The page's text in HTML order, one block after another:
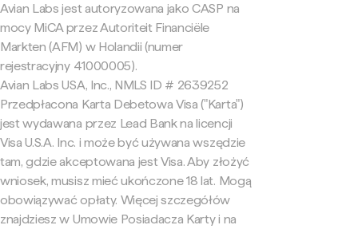
Avian Labs jest autoryzowana jako CASP na
mocy MiCA przez Autoriteit Financiële
Markten (AFM) w Holandii (numer
rejestracyjny 41000005).
Avian Labs USA, Inc., NMLS ID # 2639252
Przedpłacona Karta Debetowa Visa ("Karta")
jest wydawana przez Lead Bank na licencji
Visa U.S.A. Inc. i może być używana wszędzie
tam, gdzie akceptowana jest Visa. Aby złożyć
wniosek, musisz mieć ukończone 18 lat. Mogą
obowiązywać opłaty. Więcej szczegółów
znajdziesz w Umowie Posiadacza Karty i na